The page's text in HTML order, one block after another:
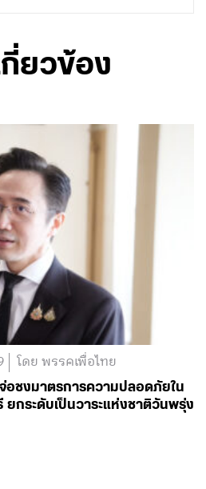
ยวข้อง
โดย พรรคเพื่อไทย
อชงมาตรการความปลอดภัยใน
ยกระดับเป็นวาระแห่งชาติวันพรุ่ง